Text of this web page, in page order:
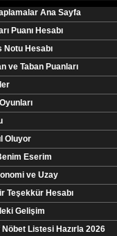
Ana Sayfa
Puanı Hesabı
Notu Hesabı
ve Taban Puanları
Oluyor
Eserim
ve Uzay
Teşekkür Hesabı
Gelişim
Nöbet Listesi Hazırla 2026